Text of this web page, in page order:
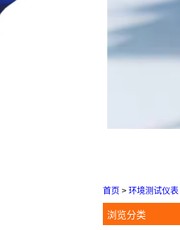
首页 > 环境测试仪表
浏览分类